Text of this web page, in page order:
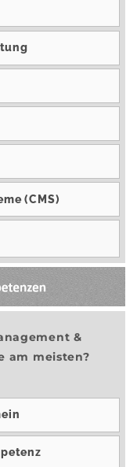
(CMS)
&
am meisten?